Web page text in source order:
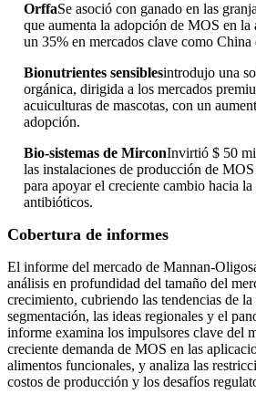
OrffaSe asoció con ganado en las
que aumenta la adopción de MOS en
un 35% en mercados clave como China
Bionutrientes sensiblesintrodujo una
orgánica, dirigida a los mercados
acuiculturas de mascotas, con un
adopción.
Bio-sistemas de MirconInvirtió $ 50
las instalaciones de producción de
para apoyar el creciente cambio hacia
antibióticos.
Cobertura de informes
El informe del mercado de Mannan-
análisis en profundidad del tamaño del
crecimiento, cubriendo las tendencias de
segmentación, las ideas regionales y el
informe examina los impulsores clave del
creciente demanda de MOS en las
alimentos funcionales, y analiza las
costos de producción y los desafíos